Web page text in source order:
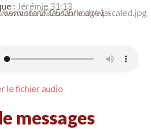
: Jérémie 31:13
audio
le fichier audio
messages